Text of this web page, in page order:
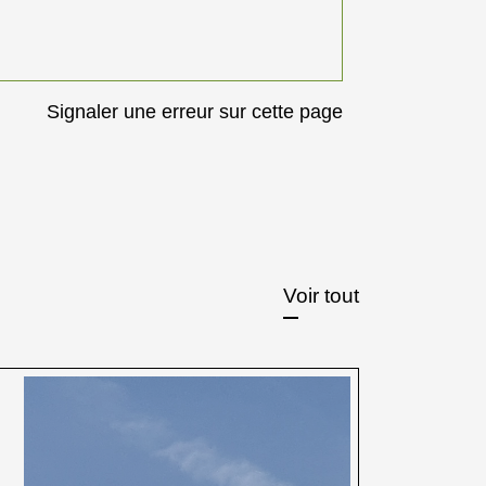
Signaler une erreur sur cette page
Voir tout